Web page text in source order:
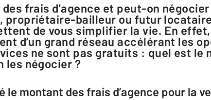
propriétaire-bailleur ou futur
de vous simplifier la vie. En
d’un grand réseau accélérant les
ne sont pas gratuits : quel est le
les négocier ?
le montant des frais d’agence pour la